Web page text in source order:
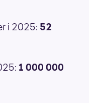
i 2025: 52
1 000 000